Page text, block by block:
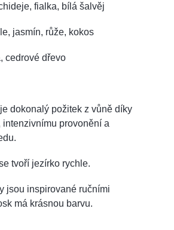
fialka, bílá šalvěj
jasmín, růže, kokos
cedrové dřevo
dokonalý požitek z vůně díky
intenzivnímu provonění a
tvoří jezírko rychle.
jsou inspirované ručními
má krásnou barvu.